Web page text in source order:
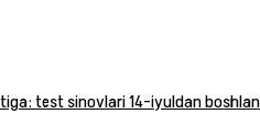
test sinovlari 14-iyuldan